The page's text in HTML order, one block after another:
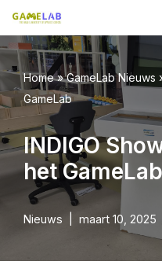
Ga
naar
de
inhoud
Home»GameLab Nieuws
GameLab
INDIGO
het GameLab
Nieuws maart 10, 2025